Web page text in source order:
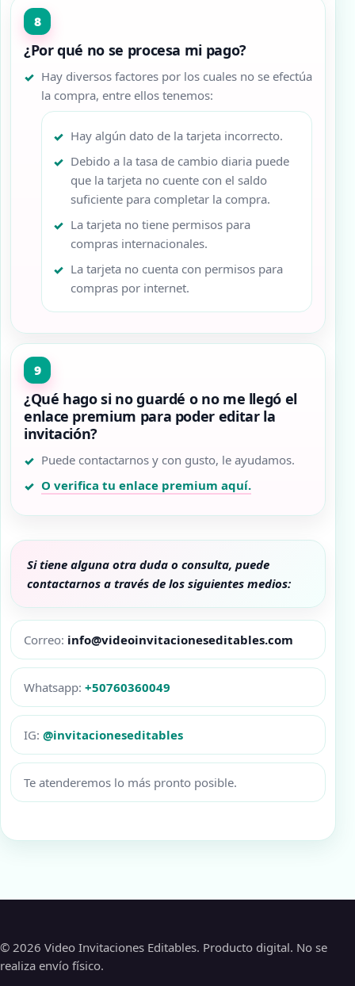
¿Por qué no se procesa mi pago?
Hay diversos factores por los cuales no se efectúa
la compra, entre ellos tenemos:
Hay algún dato de la tarjeta incorrecto.
Debido a la tasa de cambio diaria puede
que la tarjeta no cuente con el saldo
suficiente para completar la compra.
La tarjeta no tiene permisos para
compras internacionales.
La tarjeta no cuenta con permisos para
compras por internet.
¿Qué hago si no guardé o no me llegó el
enlace premium para poder editar la
invitación?
Puede contactarnos y con gusto, le ayudamos.
O verifica tu enlace premium aquí.
Si tiene alguna otra duda o consulta, puede
contactarnos a través de los siguientes medios:
Correo: info@videoinvitacioneseditables.com
Whatsapp: +50760360049
IG: @invitacioneseditables
Te atenderemos lo más pronto posible.
© 2026 Video Invitaciones Editables. Producto digital. No se
realiza envío físico.